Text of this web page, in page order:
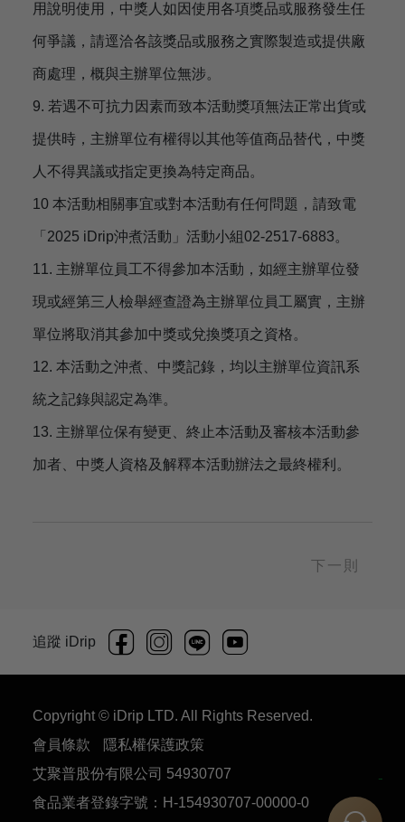
用說明使用，中獎人如因使用各項獎品或服務發生任
何爭議，請逕洽各該獎品或服務之實際製造或提供廠
商處理，概與主辦單位無涉。
9. 若遇不可抗力因素而致本活動獎項無法正常出貨或
提供時，主辦單位有權得以其他等值商品替代，中獎
人不得異議或指定更換為特定商品。
10 本活動相關事宜或對本活動有任何問題，請致電
「2025 iDrip沖煮活動」活動小組02-2517-6883。
11. 主辦單位員工不得參加本活動，如經主辦單位發
現或經第三人檢舉經查證為主辦單位員工屬實，主辦
單位將取消其參加中獎或兌換獎項之資格。
12. 本活動之沖煮、中獎記錄，均以主辦單位資訊系
統之記錄與認定為準。
13. 主辦單位保有變更、終止本活動及審核本活動參
加者、中獎人資格及解釋本活動辦法之最終權利。
下一則
追蹤 iDrip
Copyright © iDrip LTD. All Rights Reserved.
會員條款
隱私權保護政策
艾聚普股份有限公司 54930707
食品業者登錄字號：H-154930707-00000-0